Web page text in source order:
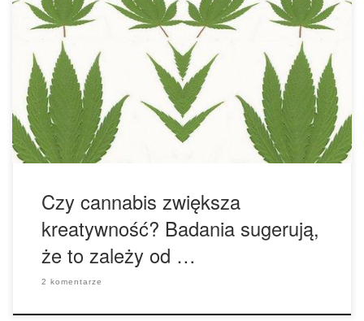
Użytkownicy marihuany twierdzą często, że zwiększa ona
kreatywność. Ale jak jest naprawdę? Okazuje się, że
faktycznie, THC może stymulować kreatywność, jednak
efekt ten zależy od kilku istniejących już czynników, takich
jak na przykład naturalny poziom kreatywności oraz
wielkość dawki. Kilka lat temu przyjaciel, który stosował
marihuanę codziennie, aby poradzić sobie […]
Czy cannabis zwiększa
kreatywność? Badania sugerują,
że to zależy od …
2 komentarze